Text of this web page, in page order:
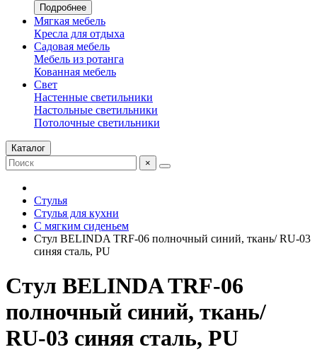
Подробнее
Мягкая мебель
Кресла для отдыха
Садовая мебель
Мебель из ротанга
Кованная мебель
Свет
Настенные светильники
Настольные светильники
Потолочные светильники
Каталог
×
Стулья
Стулья для кухни
С мягким сиденьем
Стул BELINDA TRF-06 полночный синий, ткань/ RU-03
синяя сталь, PU
Стул BELINDA TRF-06
полночный синий, ткань/
RU-03 синяя сталь, PU